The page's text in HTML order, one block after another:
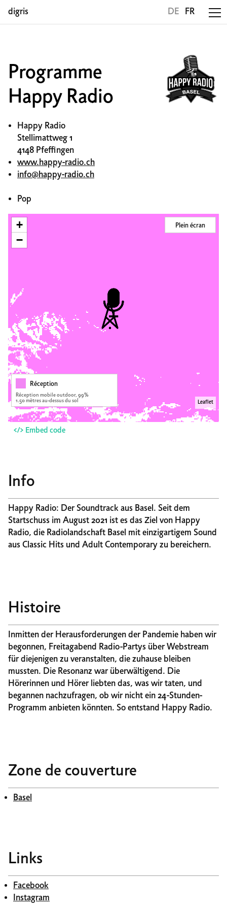
digris DE FR
Programme
Happy Radio
Happy Radio
Stellimattweg 1
4148 Pfeffingen
www.happy-radio.ch
info@happy-radio.ch
Pop
+
−
Leaflet
Plein écran
Réception
Réception mobile outdoor, 99%
1.50 mètres au-dessus du sol
</> Embed code
Info
Happy Radio: Der Soundtrack aus Basel. Seit dem
Startschuss im August 2021 ist es das Ziel von Happy
Radio, die Radiolandschaft Basel mit einzigartigem Sound
aus Classic Hits und Adult Contemporary zu bereichern.
Histoire
Inmitten der Herausforderungen der Pandemie haben wir
begonnen, Freitagabend Radio-Partys über Webstream
für diejenigen zu veranstalten, die zuhause bleiben
mussten. Die Resonanz war überwältigend. Die
Hörerinnen und Hörer liebten das, was wir taten, und
begannen nachzufragen, ob wir nicht ein 24-Stunden-
Programm anbieten könnten. So entstand Happy Radio.
Zone de couverture
Basel
Links
Facebook
Instagram